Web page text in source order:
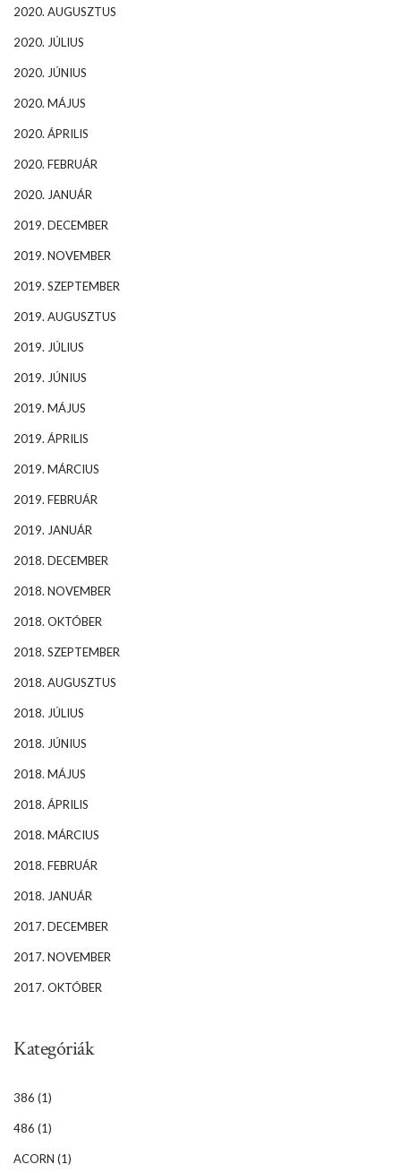
2020. AUGUSZTUS
2020. JÚLIUS
2020. JÚNIUS
2020. MÁJUS
2020. ÁPRILIS
2020. FEBRUÁR
2020. JANUÁR
2019. DECEMBER
2019. NOVEMBER
2019. SZEPTEMBER
2019. AUGUSZTUS
2019. JÚLIUS
2019. JÚNIUS
2019. MÁJUS
2019. ÁPRILIS
2019. MÁRCIUS
2019. FEBRUÁR
2019. JANUÁR
2018. DECEMBER
2018. NOVEMBER
2018. OKTÓBER
2018. SZEPTEMBER
2018. AUGUSZTUS
2018. JÚLIUS
2018. JÚNIUS
2018. MÁJUS
2018. ÁPRILIS
2018. MÁRCIUS
2018. FEBRUÁR
2018. JANUÁR
2017. DECEMBER
2017. NOVEMBER
2017. OKTÓBER
Kategóriák
386 (1)
486 (1)
ACORN (1)